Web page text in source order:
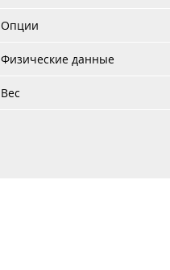
Опции
Физические данные
Вес